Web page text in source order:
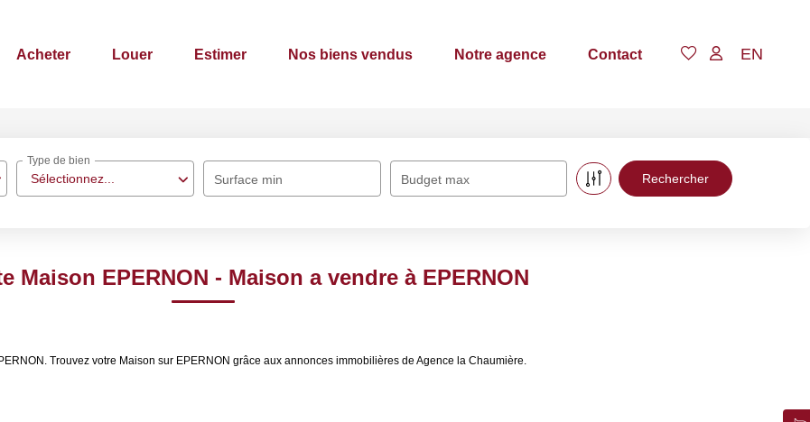
Acheter Louer Estimer Nos biens vendus Notre agence Contact EN
Sélectionnez...
Type de bien
Surface min Budget max
Maison EPERNON - Maison a vendre à EPERNON
Trouvez votre Maison sur EPERNON grâce aux annonces immobilières de Agence la Chaumière.